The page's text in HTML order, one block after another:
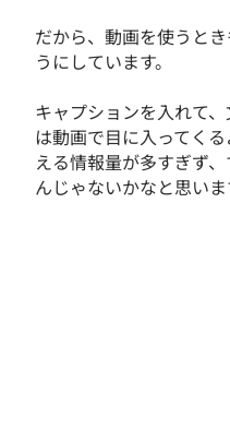
だから、動画を使うと
うにしています。
キャプションを入れて
は動画で目に入ってく
える情報量が多すぎず
んじゃないかなと思いま